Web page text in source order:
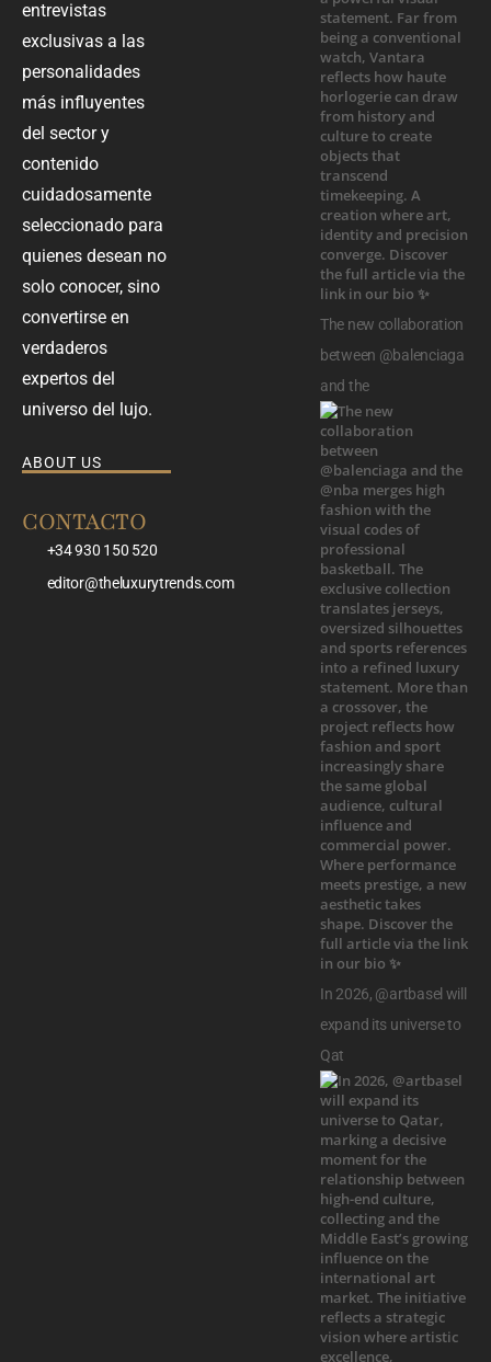
entrevistas
exclusivas a las
personalidades
más influyentes
del sector y
contenido
cuidadosamente
seleccionado para
quienes desean no
solo conocer, sino
convertirse en
verdaderos
expertos del
universo del lujo.
ABOUT US
CONTACTO
+34 930 150 520
editor@theluxurytrends.com
The new collaboration
between @balenciaga
and the
In 2026, @artbasel will
expand its universe to
Qat